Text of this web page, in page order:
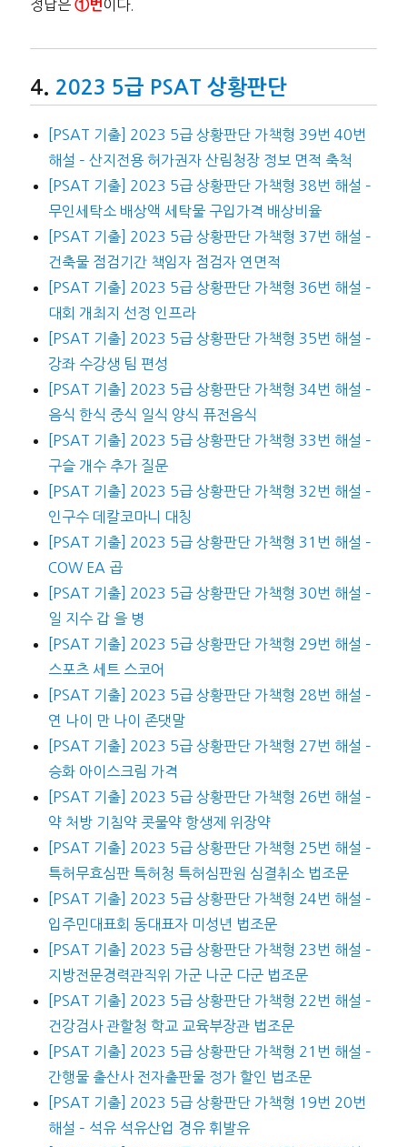
정답은 ①번 이다.
2023 5급 PSAT 상황판단
[PSAT 기출] 2023 5급 상황판단 가책형 39번 40번
해설 – 산지전용 허가권자 산림청장 정보 면적 축척
[PSAT 기출] 2023 5급 상황판단 가책형 38번 해설 –
무인세탁소 배상액 세탁물 구입가격 배상비율
[PSAT 기출] 2023 5급 상황판단 가책형 37번 해설 –
건축물 점검기간 책임자 점검자 연면적
[PSAT 기출] 2023 5급 상황판단 가책형 36번 해설 –
대회 개최지 선정 인프라
[PSAT 기출] 2023 5급 상황판단 가책형 35번 해설 –
강좌 수강생 팀 편성
[PSAT 기출] 2023 5급 상황판단 가책형 34번 해설 –
음식 한식 중식 일식 양식 퓨전음식
[PSAT 기출] 2023 5급 상황판단 가책형 33번 해설 –
구슬 개수 추가 질문
[PSAT 기출] 2023 5급 상황판단 가책형 32번 해설 –
인구수 데칼코마니 대칭
[PSAT 기출] 2023 5급 상황판단 가책형 31번 해설 –
COW EA 곱
[PSAT 기출] 2023 5급 상황판단 가책형 30번 해설 –
일 지수 갑 을 병
[PSAT 기출] 2023 5급 상황판단 가책형 29번 해설 –
스포츠 세트 스코어
[PSAT 기출] 2023 5급 상황판단 가책형 28번 해설 –
연 나이 만 나이 존댓말
[PSAT 기출] 2023 5급 상황판단 가책형 27번 해설 –
승화 아이스크림 가격
[PSAT 기출] 2023 5급 상황판단 가책형 26번 해설 –
약 처방 기침약 콧물약 항생제 위장약
[PSAT 기출] 2023 5급 상황판단 가책형 25번 해설 –
특허무효심판 특허청 특허심판원 심결취소 법조문
[PSAT 기출] 2023 5급 상황판단 가책형 24번 해설 –
입주민대표회 동대표자 미성년 법조문
[PSAT 기출] 2023 5급 상황판단 가책형 23번 해설 –
지방전문경력관직위 가군 나군 다군 법조문
[PSAT 기출] 2023 5급 상황판단 가책형 22번 해설 –
건강검사 관할청 학교 교육부장관 법조문
[PSAT 기출] 2023 5급 상황판단 가책형 21번 해설 –
간행물 출산사 전자출판물 정가 할인 법조문
[PSAT 기출] 2023 5급 상황판단 가책형 19번 20번
해설 – 석유 석유산업 경유 휘발유